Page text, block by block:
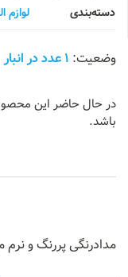
دسته‌بندی
لوازم
1 عدد در انبار
در حال حاضر این
باشد.
مدادرنگی پررنگ و نرم